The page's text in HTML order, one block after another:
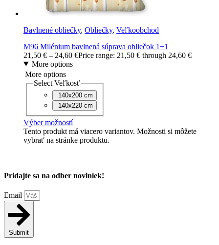
Bavlnené obliečky, Obliečky, Veľkoobchod
M96 Milénium bavlnená súprava obliečok 1+1
21,50 € – 24,60 €Price range: 21,50 € through 24,60 €
More options
More options
Select Veľkosť
140x200 cm
140x220 cm
Výber možností
Tento produkt má viacero variantov. Možnosti si môžete
vybrať na stránke produktu.
Pridajte sa na odber noviniek!
Email
Submit